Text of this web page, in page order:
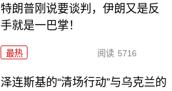
特朗普刚说要谈判，伊朗又是反
手就是一巴掌！
最热 阅读 5716
泽连斯基的“清场行动”与乌克兰的